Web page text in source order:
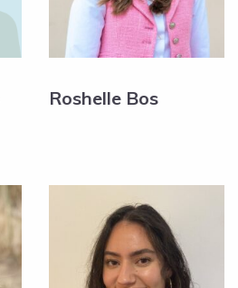
Roshelle Bos